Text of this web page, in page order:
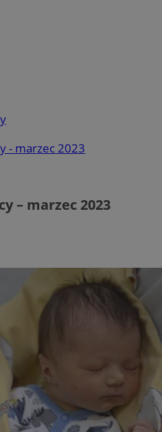
- marzec 2023
– marzec 2023